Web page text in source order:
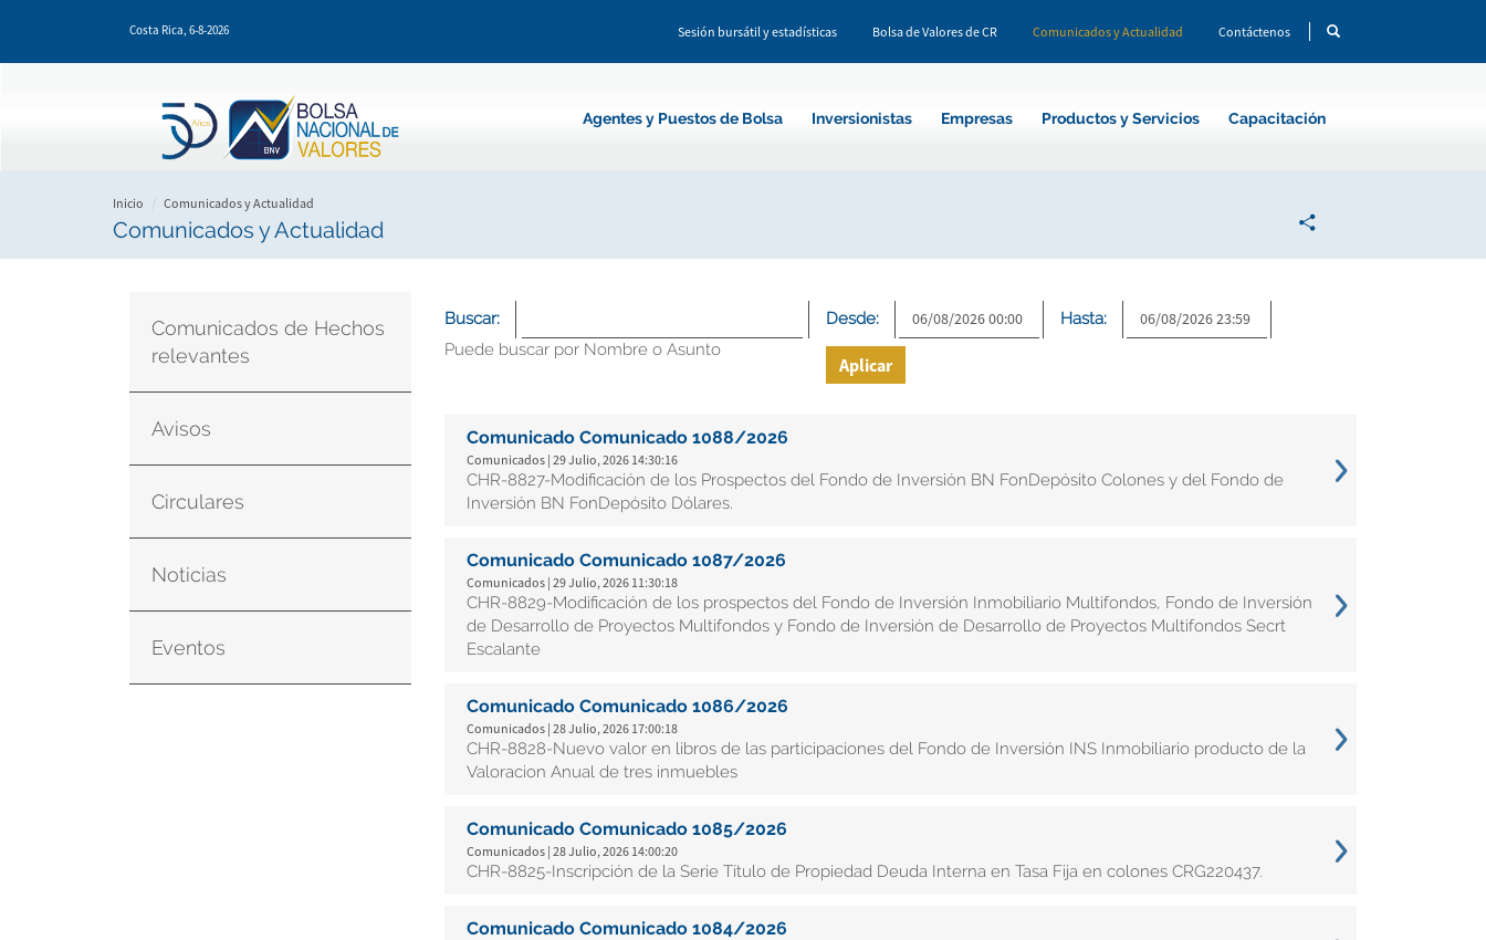
Costa Rica, 6-8-2026 Sesión bursátil y estadísticas Bolsa de Valores de CR Comunicados y Actualidad Contáctenos
Agentes y Puestos de Bolsa Inversionistas Empresas Productos y Servicios Capacitación
Inicio Comunicados y Actualidad
Comunicados y Actualidad
Comunicados de Hechos
relevantes
Avisos
Circulares
Noticias
Eventos
Buscar:
Puede buscar por Nombre o Asunto
Desde: Hasta:
Aplicar
Comunicado Comunicado 1088/2026
Comunicados | 29 Julio, 2026 14:30:16
CHR-8827-Modificación de los Prospectos del Fondo de Inversión BN FonDepósito Colones y del Fondo de
Inversión BN FonDepósito Dólares.
Comunicado Comunicado 1087/2026
Comunicados | 29 Julio, 2026 11:30:18
CHR-8829-Modificación de los prospectos del Fondo de Inversión Inmobiliario Multifondos, Fondo de Inversión
de Desarrollo de Proyectos Multifondos y Fondo de Inversión de Desarrollo de Proyectos Multifondos Secrt
Escalante
Comunicado Comunicado 1086/2026
Comunicados | 28 Julio, 2026 17:00:18
CHR-8828-Nuevo valor en libros de las participaciones del Fondo de Inversión INS Inmobiliario producto de la
Valoracion Anual de tres inmuebles
Comunicado Comunicado 1085/2026
Comunicados | 28 Julio, 2026 14:00:20
CHR-8825-Inscripción de la Serie Título de Propiedad Deuda Interna en Tasa Fija en colones CRG220437.
Comunicado Comunicado 1084/2026